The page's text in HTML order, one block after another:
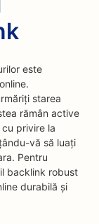
este
starea
rămân active
privire la
vă să luați
Pentru
backlink robust
durabilă și